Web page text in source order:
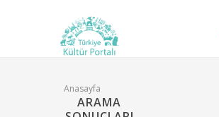
Anasayfa
ARAMA